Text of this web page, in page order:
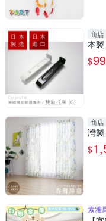
商店
本
伸縮桿
$99
商店
灣
$
素雅